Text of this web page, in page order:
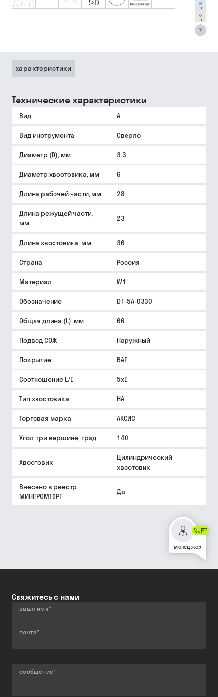
?
характеристики
Технические характеристики
Вид A
Вид инструмента Сверло
Диаметр (D), мм 3.3
Диаметр хвостовика, мм 6
Длина рабочей части, мм 28
Длина режущей части,
мм
23
Длина хвостовика, мм 36
Страна Россия
Материал W1
Обозначение D1-5A-0330
Общая длина (L), мм 66
Подвод СОЖ Наружный
Покрытие BAP
Соотношение L/D 5xD
Тип хвостовика HA
Торговая марка АКСИС
Угол при вершине, град. 140
Хвостовик
Цилиндрический
хвостовик
Внесено в реестр
МИНПРОМТОРГ
Да
менеджер
Свяжитесь с нами
ваше имя*
почта*
сообщение*